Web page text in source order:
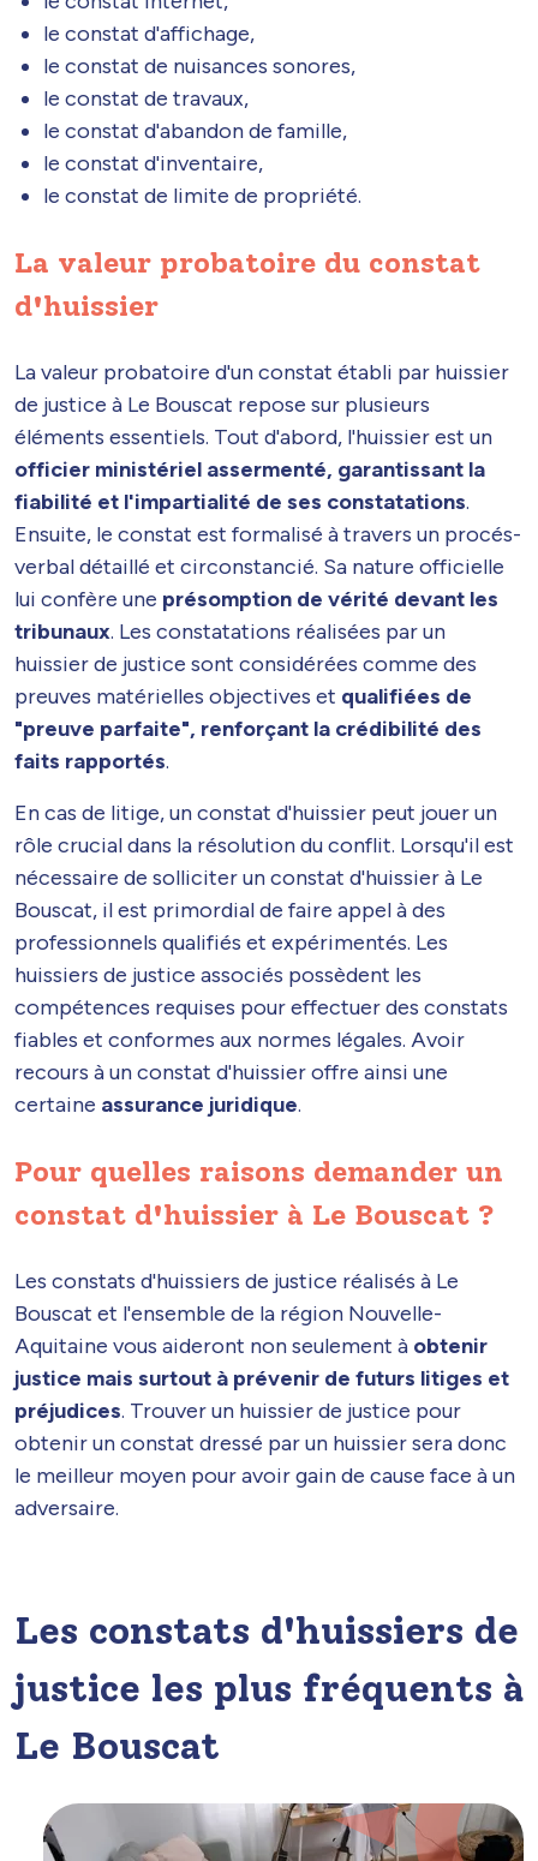
le constat d'affichage,
le constat de nuisances sonores,
le constat de travaux,
le constat d'abandon de famille,
le constat d'inventaire,
le constat de limite de propriété.
La valeur probatoire du constat
d'huissier
La valeur probatoire d'un constat établi par huissier
de justice à Le Bouscat repose sur plusieurs
éléments essentiels. Tout d'abord, l'huissier est un
officier ministériel assermenté, garantissant la
fiabilité et l'impartialité de ses constatations.
Ensuite, le constat est formalisé à travers un procés-
verbal détaillé et circonstancié. Sa nature officielle
lui confère une présomption de vérité devant les
tribunaux. Les constatations réalisées par un
huissier de justice sont considérées comme des
preuves matérielles objectives et qualifiées de
"preuve parfaite", renforçant la crédibilité des
faits rapportés.
En cas de litige, un constat d'huissier peut jouer un
rôle crucial dans la résolution du conflit. Lorsqu'il est
nécessaire de solliciter un constat d'huissier à Le
Bouscat, il est primordial de faire appel à des
professionnels qualifiés et expérimentés. Les
huissiers de justice associés possèdent les
compétences requises pour effectuer des constats
fiables et conformes aux normes légales. Avoir
recours à un constat d'huissier offre ainsi une
certaine assurance juridique.
Pour quelles raisons demander un
constat d'huissier à Le Bouscat ?
Les constats d'huissiers de justice réalisés à Le
Bouscat et l'ensemble de la région Nouvelle-
Aquitaine vous aideront non seulement à obtenir
justice mais surtout à prévenir de futurs litiges et
préjudices. Trouver un huissier de justice pour
obtenir un constat dressé par un huissier sera donc
le meilleur moyen pour avoir gain de cause face à un
adversaire.
Les constats d'huissiers de
justice les plus fréquents à
Le Bouscat